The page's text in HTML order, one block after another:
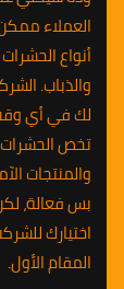
العملاء
أنواع
لك في أي
تخص الحشرات
والمنتجات
بس فعالة،
اختيارك
المقام الأول.